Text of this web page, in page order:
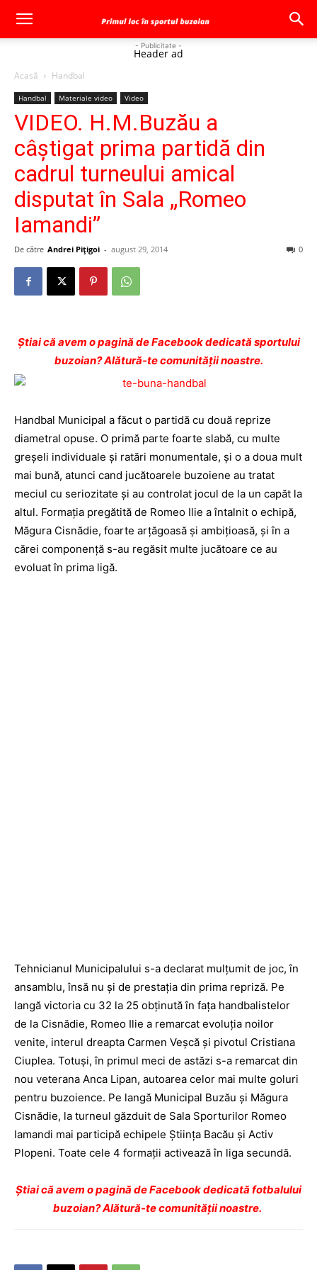
- Publicitate -
Header ad
Acasă Handbal
Handbal Materiale video Video
VIDEO. H.M.Buzău a
câștigat prima partidă din
cadrul turneului amical
disputat în Sala „Romeo
Iamandi”
De către Andrei Pițigoi - august 29, 2014 0
Ştiai că avem o pagină de Facebook dedicată sportului
buzoian? Alătură-te comunității noastre.
Handbal Municipal a făcut o partidă cu două reprize
diametral opuse. O primă parte foarte slabă, cu multe
greșeli individuale și ratări monumentale, și o a doua mult
mai bună, atunci cand jucătoarele buzoiene au tratat
meciul cu seriozitate și au controlat jocul de la un capăt la
altul. Formația pregătită de Romeo Ilie a întalnit o echipă,
Măgura Cisnădie, foarte arțăgoasă și ambițioasă, și în a
cărei componență s-au regăsit multe jucătoare ce au
evoluat în prima ligă.
Tehnicianul Municipalului s-a declarat mulțumit de joc, în
ansamblu, însă nu și de prestația din prima repriză. Pe
langă victoria cu 32 la 25 obținută în fața handbalistelor
de la Cisnădie, Romeo Ilie a remarcat evoluția noilor
venite, interul dreapta Carmen Veşcă şi pivotul Cristiana
Ciuplea. Totuși, în primul meci de astăzi s-a remarcat din
nou veterana Anca Lipan, autoarea celor mai multe goluri
pentru buzoience. Pe langă Municipal Buzău și Măgura
Cisnădie, la turneul găzduit de Sala Sporturilor Romeo
Iamandi mai participă echipele Știința Bacău și Activ
Plopeni. Toate cele 4 formații activează în liga secundă.
Ştiai că avem o pagină de Facebook dedicată fotbalului
buzoian? Alătură-te comunității noastre.